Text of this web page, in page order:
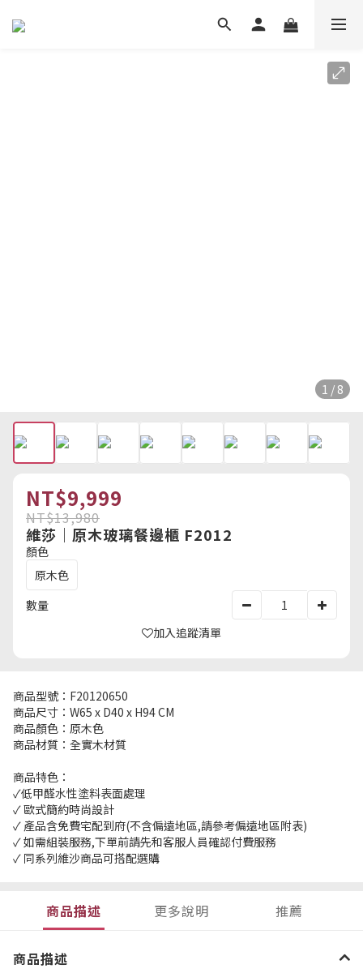
1 / 8
NT$9,999
NT$13,980
維莎｜原木玻璃餐邊櫃 F2012
顏色
原木色
數量
加入追蹤清單
商品型號：F20120650
商品尺寸：W65 x D40 x H94 CM
商品顏色：原木色
商品材質：全實木材質
商品特色：
✓低甲醛水性塗料表面處理
✓ 歐式簡約時尚設計
✓ 產品含免費宅配到府(不含偏遠地區,請參考偏遠地區附表)
✓ 如需組裝服務,下單前請先和客服人員確認付費服務
✓ 同系列維沙商品可搭配選購
商品描述 更多說明 推薦
商品描述